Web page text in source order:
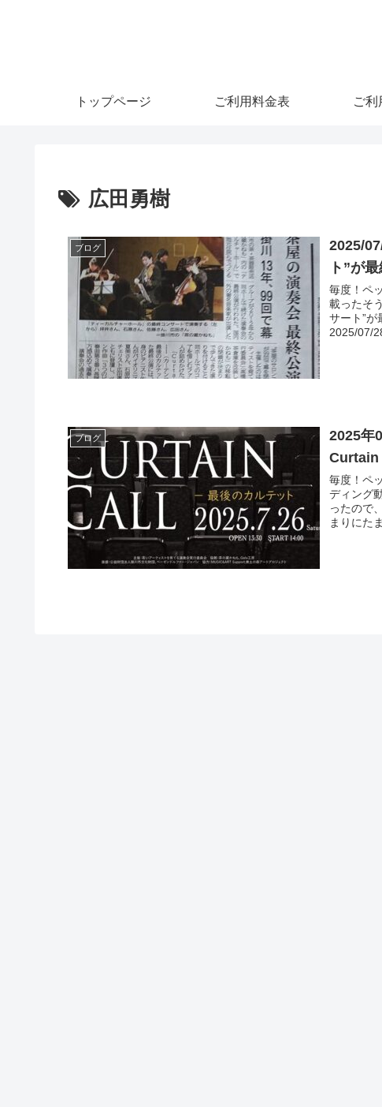
トップページ ご利用料金表 ご利
広田勇樹
ブログ
2025/
ト”が
毎度！ペ
載ったそ
サート”
2025/07/
ブログ
2025年
Curtain
毎度！ペ
ディング
ったので
まりにた